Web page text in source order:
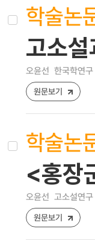
학술논
고소
오윤선 한국학연
원문보기
학술논
<홍장
오윤선 고소설연
원문보기